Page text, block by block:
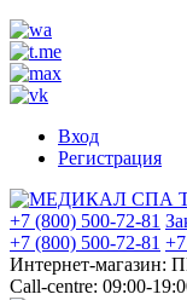
Вход
Регистрация
+7 (800) 500-72-81
+7 (800) 500-72-81
Интернет-магазин:
Call-centre: 09:00-